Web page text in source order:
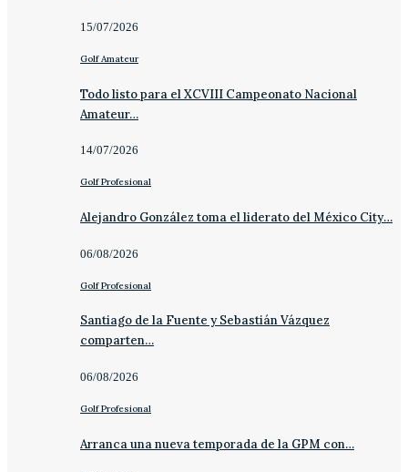
15/07/2026
Golf Amateur
Todo listo para el XCVIII Campeonato Nacional
Amateur…
14/07/2026
Golf Profesional
Alejandro González toma el liderato del México City…
06/08/2026
Golf Profesional
Santiago de la Fuente y Sebastián Vázquez
comparten…
06/08/2026
Golf Profesional
Arranca una nueva temporada de la GPM con…